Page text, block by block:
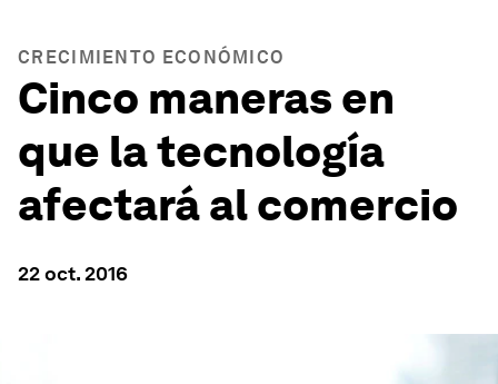
CRECIMIENTO ECONÓMICO
Cinco maneras en
que la tecnología
afectará al comercio
22 oct. 2016